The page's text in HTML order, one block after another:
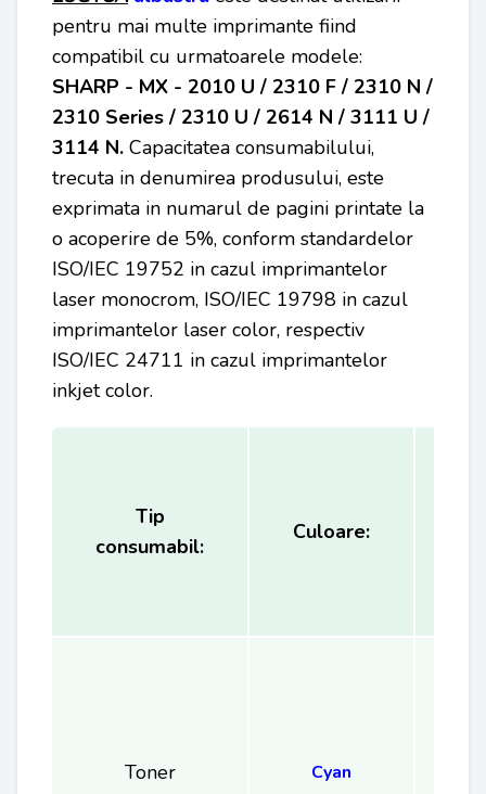
pentru mai multe imprimante fiind
compatibil cu urmatoarele modele:
SHARP - MX - 2010 U / 2310 F / 2310 N /
2310 Series / 2310 U / 2614 N / 3111 U /
3114 N. Capacitatea consumabilului,
trecuta in denumirea produsului, este
exprimata in numarul de pagini printate la
o acoperire de 5%, conform standardelor
ISO/IEC 19752 in cazul imprimantelor
laser monocrom, ISO/IEC 19798 in cazul
imprimantelor laser color, respectiv
ISO/IEC 24711 in cazul imprimantelor
inkjet color.
Tip
consumabil:
Culoare:
Toner Cyan